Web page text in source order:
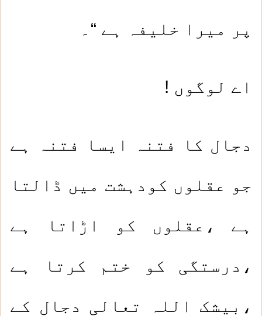
پر میرا خلیفہ ہے “۔
اے لوگوں !
دجال کا فتنہ ایسا فتنہ ہے
جو عقلوں کودہشت میں ڈالتا
ہے ،عقلوں کو اڑاتا ہے
،درستگی کو ختم کرتا ہے
،بیشک اللہ تعالی دجال کے